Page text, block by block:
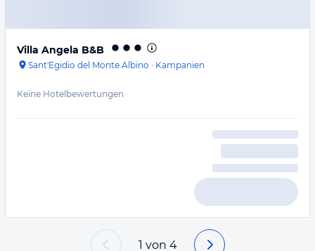
Villa Angela B&B
Sant'Egidio del Monte Albino · Kampanien
Keine Hotelbewertungen
1 von 4